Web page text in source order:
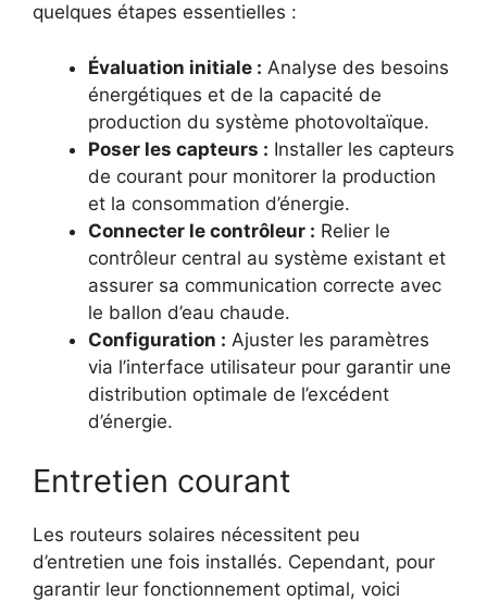
quelques étapes essentielles :
Évaluation initiale : Analyse des besoins
énergétiques et de la capacité de
production du système photovoltaïque.
Poser les capteurs : Installer les capteurs
de courant pour monitorer la production
et la consommation d’énergie.
Connecter le contrôleur : Relier le
contrôleur central au système existant et
assurer sa communication correcte avec
le ballon d’eau chaude.
Configuration : Ajuster les paramètres
via l’interface utilisateur pour garantir une
distribution optimale de l’excédent
d’énergie.
Entretien courant
Les routeurs solaires nécessitent peu
d’entretien une fois installés. Cependant, pour
garantir leur fonctionnement optimal, voici